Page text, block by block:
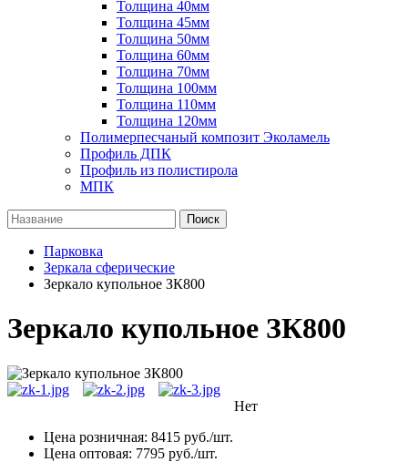
Толщина 40мм
Толщина 45мм
Толщина 50мм
Толщина 60мм
Толщина 70мм
Толщина 100мм
Толщина 110мм
Толщина 120мм
Полимерпесчаный композит Эколамель
Профиль ДПК
Профиль из полистирола
МПК
Поиск
Парковка
Зеркала сферические
Зеркало купольное ЗК800
Зеркало купольное ЗК800
Нет
Цена розничная: 8415 руб./шт.
Цена оптовая: 7795 руб./шт.